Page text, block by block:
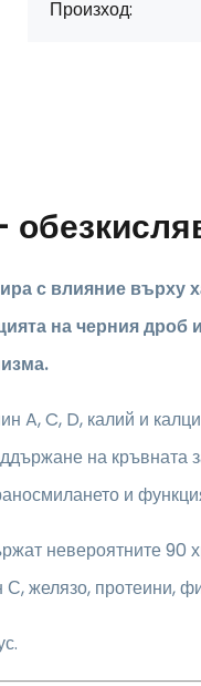
Произход:
с влияние
на черния дроб
A, C, D, калий и
на кръвната
и
невероятните 90
желязо, протеини,